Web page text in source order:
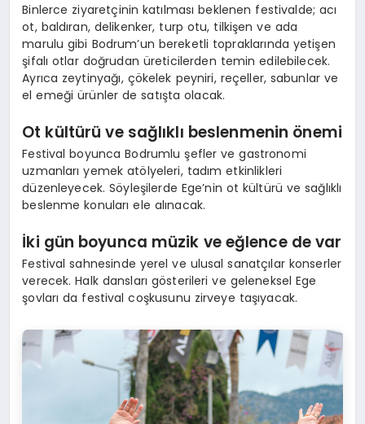
Binlerce ziyaretçinin katılması beklenen festivalde; acı
ot, baldıran, delikenker, turp otu, tilkişen ve ada
marulu gibi Bodrum’un bereketli topraklarında yetişen
şifalı otlar doğrudan üreticilerden temin edilebilecek.
Ayrıca zeytinyağı, çökelek peyniri, reçeller, sabunlar ve
el emeği ürünler de satışta olacak.
Ot kültürü ve sağlıklı beslenmenin önemi
Festival boyunca Bodrumlu şefler ve gastronomi
uzmanları yemek atölyeleri, tadım etkinlikleri
düzenleyecek. Söyleşilerde Ege’nin ot kültürü ve sağlıklı
beslenme konuları ele alınacak.
İki gün boyunca müzik ve eğlence de var
Festival sahnesinde yerel ve ulusal sanatçılar konserler
verecek. Halk dansları gösterileri ve geleneksel Ege
şovları da festival coşkusunu zirveye taşıyacak.